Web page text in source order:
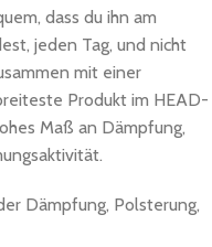
dass du ihn am
jeden Tag, und nicht
mit einer
Produkt im HEAD-
Maß an Dämpfung,
Dämpfung, Polsterung,